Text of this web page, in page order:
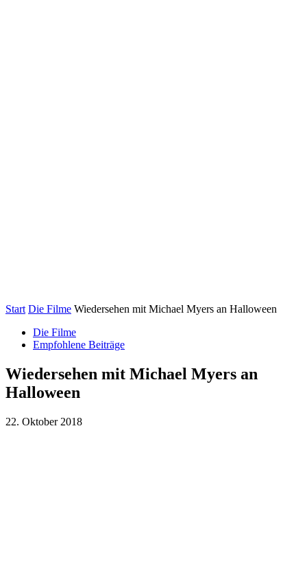
Start Die Filme Wiedersehen mit Michael Myers an Halloween
Die Filme
Empfohlene Beiträge
Wiedersehen mit Michael Myers an
Halloween
22. Oktober 2018